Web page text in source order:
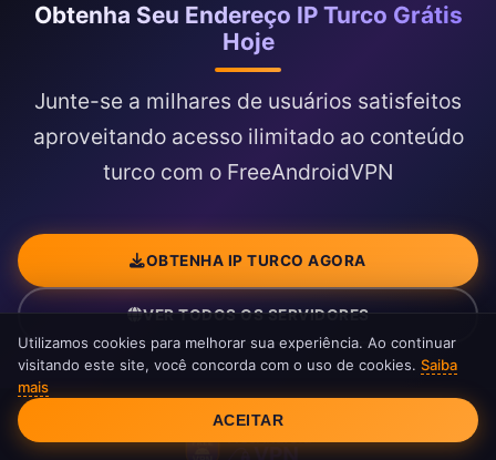
Obtenha Seu Endereço IP Turco Grátis
Hoje
Junte-se a milhares de usuários satisfeitos
aproveitando acesso ilimitado ao conteúdo
turco com o FreeAndroidVPN
OBTENHA IP TURCO AGORA
VER TODOS OS SERVIDORES
Consentimento de Cookies
Utilizamos cookies para melhorar sua experiência. Ao continuar
visitando este site, você concorda com o uso de cookies. Saiba
mais
ACEITAR